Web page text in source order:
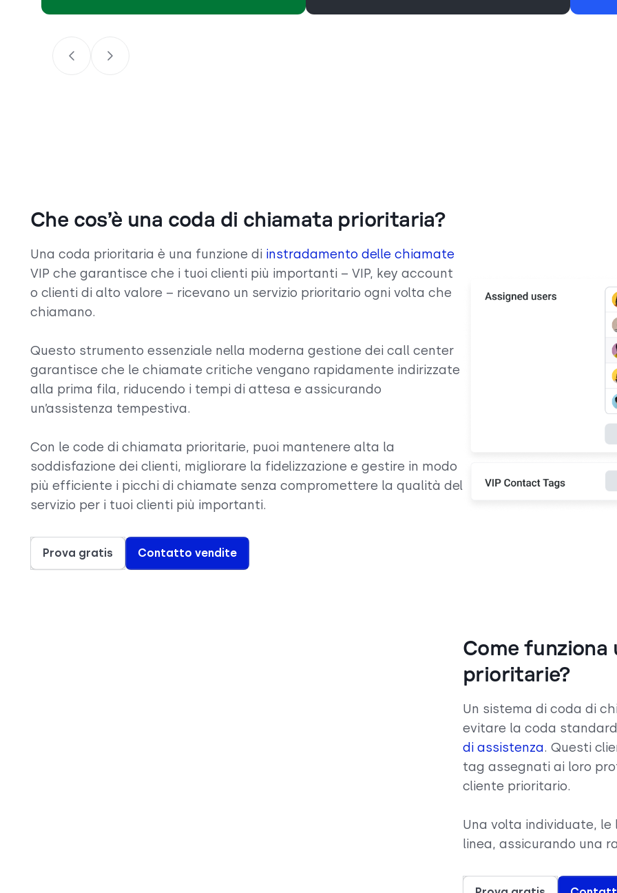
Che cos’è una coda di chiamata prioritaria?
Una coda prioritaria è una funzione di instradamento delle chiamate
VIP che garantisce che i tuoi clienti più importanti – VIP, key account
o clienti di alto valore – ricevano un servizio prioritario ogni volta che
chiamano.
Questo strumento essenziale nella moderna gestione dei call center
garantisce che le chiamate critiche vengano rapidamente indirizzate
alla prima fila, riducendo i tempi di attesa e assicurando
un’assistenza tempestiva.
Con le code di chiamata prioritarie, puoi mantenere alta la
soddisfazione dei clienti, migliorare la fidelizzazione e gestire in modo
più efficiente i picchi di chiamate senza compromettere la qualità del
servizio per i tuoi clienti più importanti.
Prova gratis Contatto vendite
Come funziona
prioritarie?
Un sistema di coda di
evitare la coda
di assistenza. Questi
tag assegnati ai loro
cliente prioritario.
Una volta individuate,
linea, assicurando una